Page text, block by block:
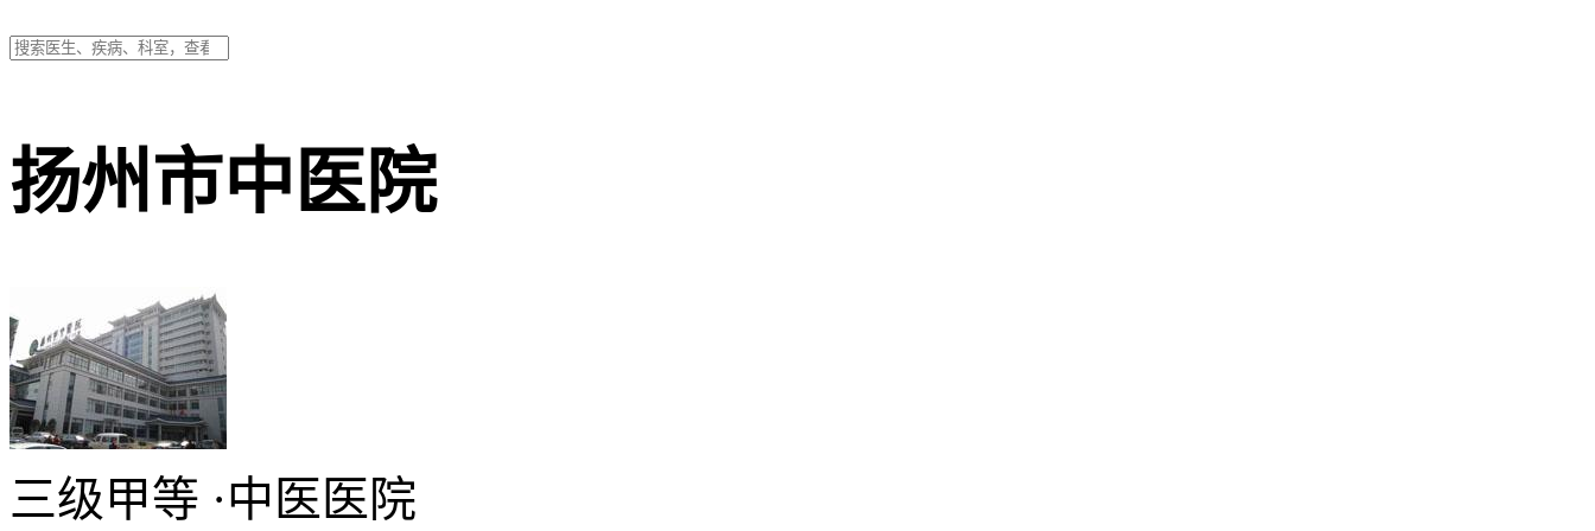
扬州市中医院
三级甲等 ·中医医院